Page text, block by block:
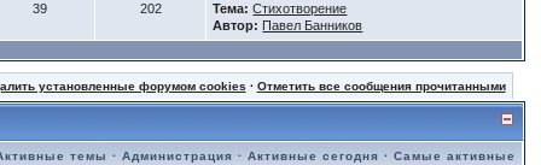
39 202
Тема: Стихотворение
Автор: Павел Банников
установленные форумом cookies · Отметить все сообщения прочитанными
темы ·Администрация ·Активные сегодня ·Самые активные